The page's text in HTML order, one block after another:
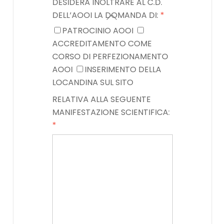
DELL’AOOI LA DOMANDA DI: *
PATROCINIO AOOI
ACCREDITAMENTO COME
CORSO DI PERFEZIONAMENTO
AOOI
INSERIMENTO DELLA
LOCANDINA SUL SITO
RELATIVA ALLA SEGUENTE
MANIFESTAZIONE SCIENTIFICA:
*